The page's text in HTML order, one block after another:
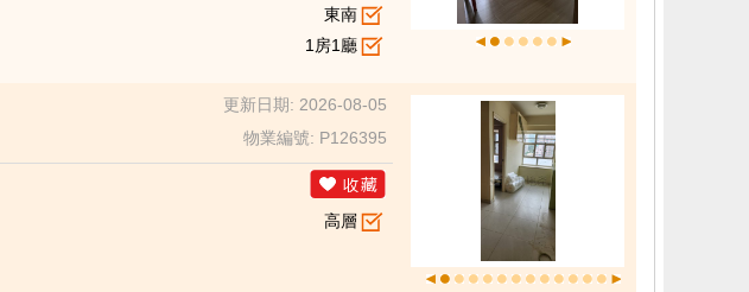
東南
1房1廳
更新日期: 2026-08-05
物業編號: P126395
高層